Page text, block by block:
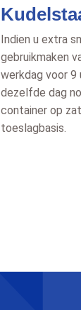
Indien u extra
gebruikmaken
werkdag voor 9
dezelfde dag
container op
toeslagbasis.